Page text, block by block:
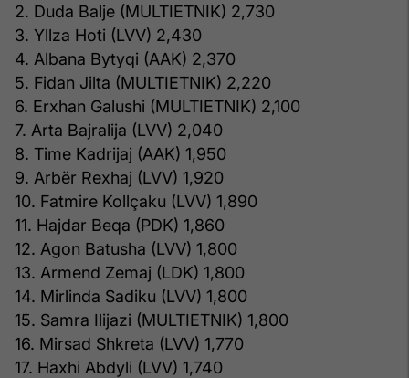
2. Duda Balje (MULTIETNIK) 2,730
3. Yllza Hoti (LVV) 2,430
4. Albana Bytyqi (AAK) 2,370
5. Fidan Jilta (MULTIETNIK) 2,220
6. Erxhan Galushi (MULTIETNIK) 2,100
7. Arta Bajralija (LVV) 2,040
8. Time Kadrijaj (AAK) 1,950
9. Arbër Rexhaj (LVV) 1,920
10. Fatmire Kollçaku (LVV) 1,890
11. Hajdar Beqa (PDK) 1,860
12. Agon Batusha (LVV) 1,800
13. Armend Zemaj (LDK) 1,800
14. Mirlinda Sadiku (LVV) 1,800
15. Samra Ilijazi (MULTIETNIK) 1,800
16. Mirsad Shkreta (LVV) 1,770
17. Haxhi Abdyli (LVV) 1,740